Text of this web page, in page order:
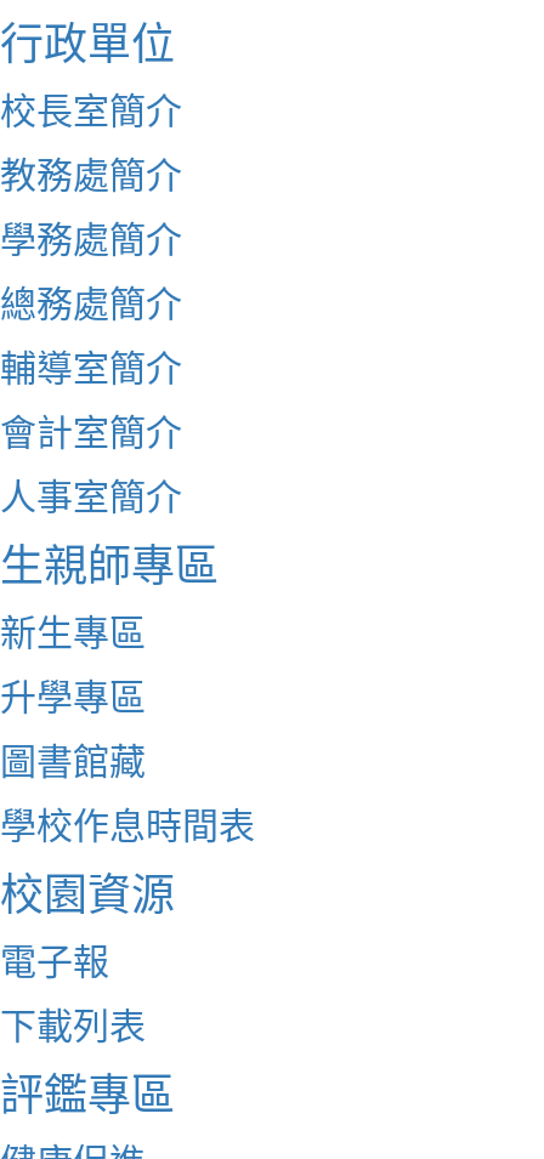
行政單位
校長室簡介
教務處簡介
學務處簡介
總務處簡介
輔導室簡介
會計室簡介
人事室簡介
生親師專區
新生專區
升學專區
圖書館藏
學校作息時間表
校園資源
電子報
下載列表
評鑑專區